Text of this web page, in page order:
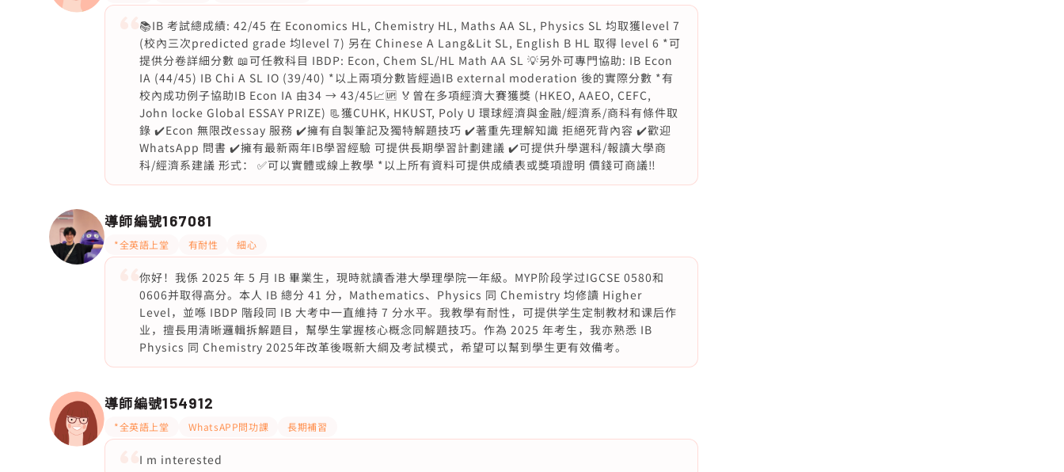
📚IB 考試總成績: 42/45 在 Economics HL, Chemistry HL, Maths AA SL, Physics SL 均取獲level 7
(校內三次predicted grade 均level 7) 另在 Chinese A Lang&Lit SL, English B HL 取得 level 6 *可
提供分卷詳細分數 📖可任教科目 IBDP: Econ, Chem SL/HL Math AA SL 💡另外可專門協助: IB Econ
IA (44/45) IB Chi A SL IO (39/40) *以上兩項分數皆經過IB external moderation 後的實際分數 *有
校內成功例子協助IB Econ IA 由34 → 43/45📈🆙 🏅曾在多項經濟大賽獲獎 (HKEO, AAEO, CEFC,
John locke Global ESSAY PRIZE) 📃獲CUHK, HKUST, Poly U 環球經濟與金融/經濟系/商科有條件取
錄 ✔️Econ 無限改essay 服務 ✔️擁有自製筆記及獨特解題技巧 ✔️著重先理解知識 拒絕死背內容 ✔️歡迎
WhatsApp 問書 ✔️擁有最新兩年IB學習經驗 可提供長期學習計劃建議 ✔️可提供升學選科/報讀大學商
科/經濟系建議 形式： ✅可以實體或線上教學 *以上所有資料可提供成績表或獎項證明 價錢可商議‼️
導師編號167081
*全英語上堂 有耐性 細心
你好！我係 2025 年 5 月 IB 畢業生，現時就讀香港大學理學院一年級。MYP阶段学过IGCSE 0580和
0606并取得高分。本人 IB 總分 41 分，Mathematics、Physics 同 Chemistry 均修讀 Higher
Level，並喺 IBDP 階段同 IB 大考中一直維持 7 分水平。我教學有耐性，可提供学生定制教材和课后作
业，擅長用清晰邏輯拆解題目，幫學生掌握核心概念同解題技巧。作為 2025 年考生，我亦熟悉 IB
Physics 同 Chemistry 2025年改革後嘅新大綱及考試模式，希望可以幫到學生更有效備考。
導師編號154912
*全英語上堂 WhatsAPP問功課 長期補習
I m interested